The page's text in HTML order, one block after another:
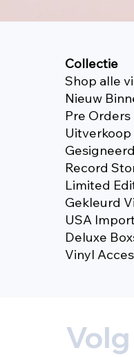
Collectie
Shop alle
Nieuw
Pre Orders
Uitverkoop
Record
Limited
Gekleurd
USA
Deluxe
Vinyl